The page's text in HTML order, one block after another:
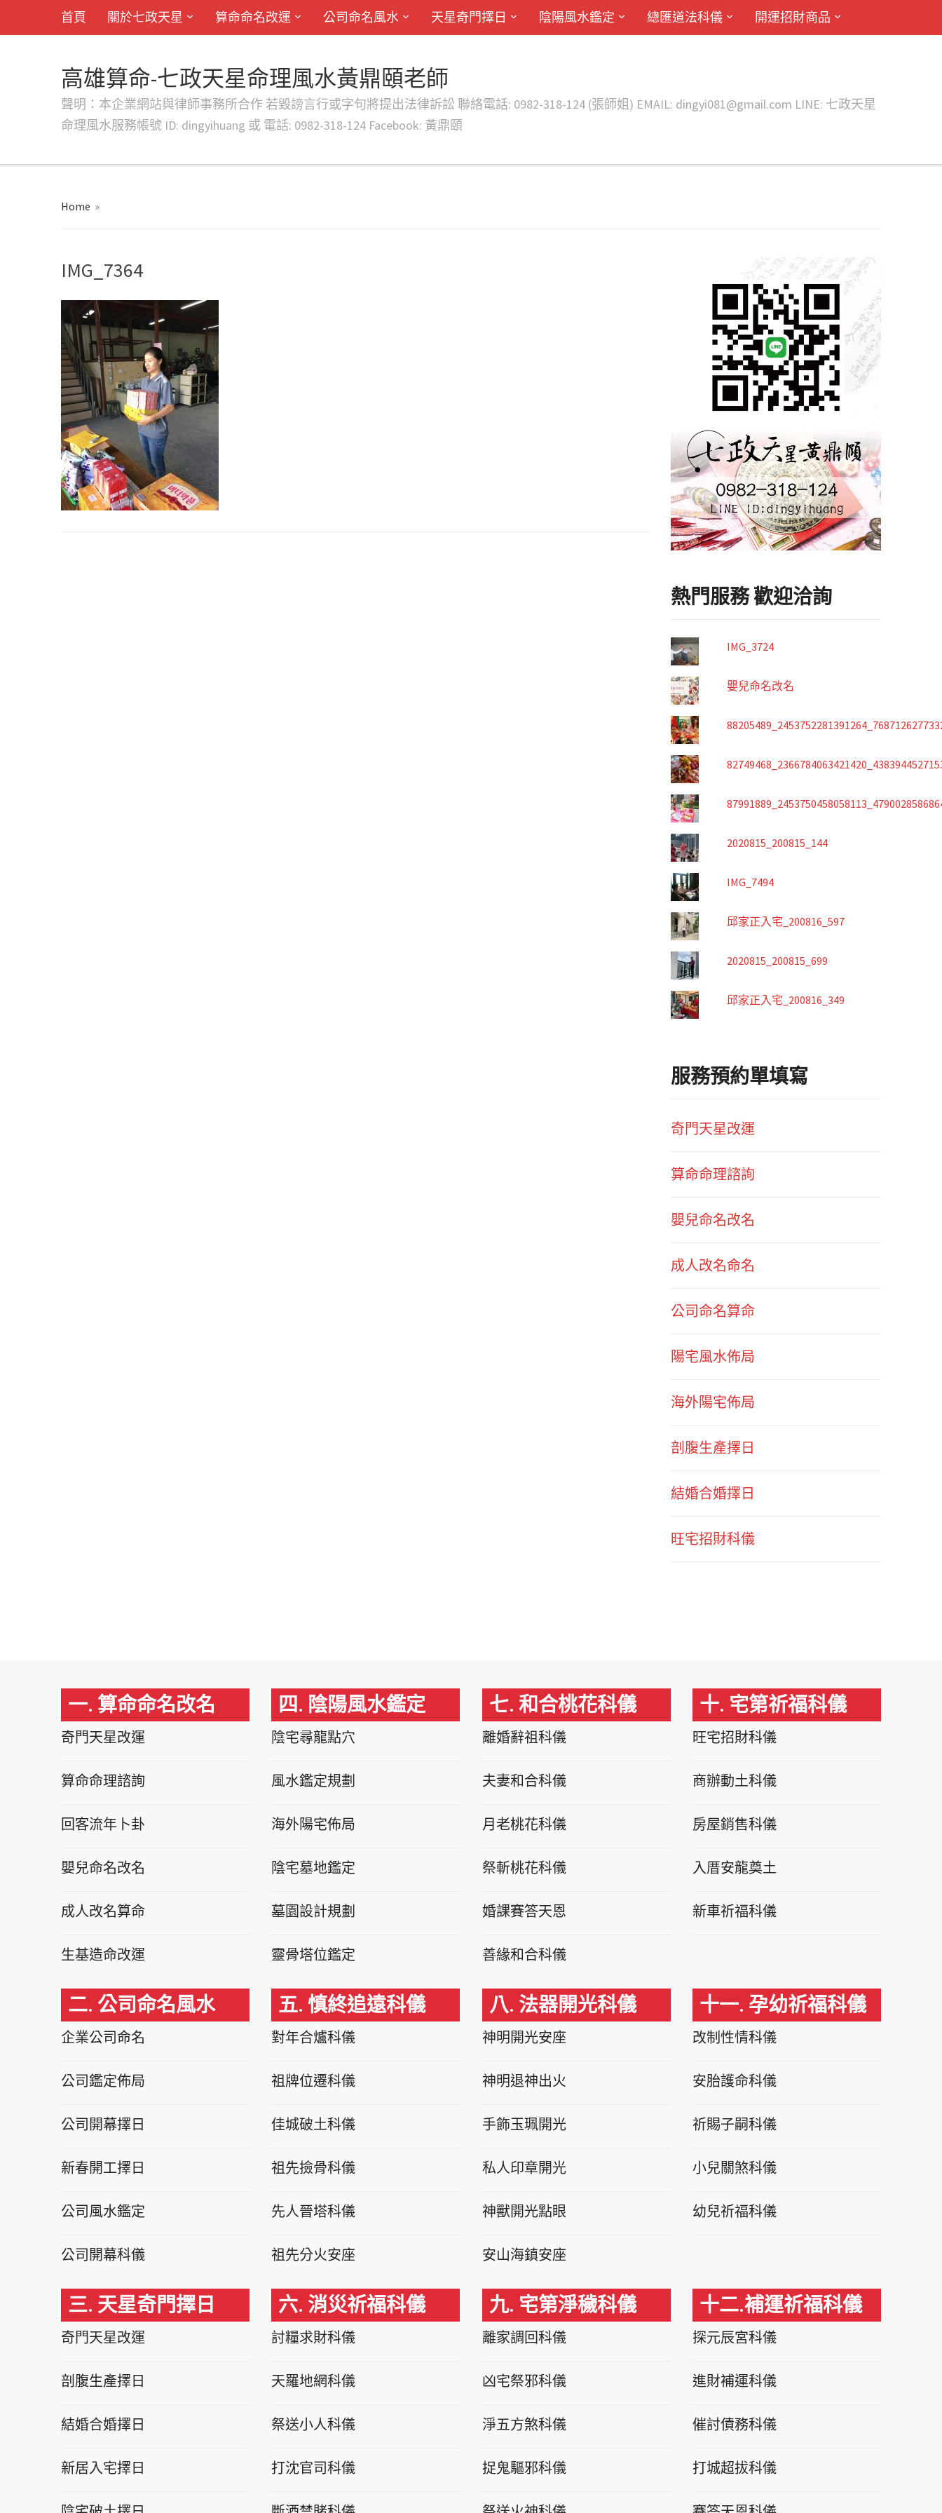
首頁 關於七政天星 算命命名改運 公司命名風水 天星奇門擇日 陰陽風水鑑定 總匯道法科儀 開運招財商品
高雄算命-七政天星命理風水黃鼎頤老師
聲明：本企業網站與律師事務所合作 若毀謗言行或字句將提出法律訴訟 聯絡電話: 0982-318-124 (張師姐) EMAIL: dingyi081@gmail.com LINE: 七政天星
命理風水服務帳號 ID: dingyihuang 或 電話: 0982-318-124 Facebook: 黃鼎頤
Home »
IMG_7364
熱門服務 歡迎洽詢
IMG_3724
嬰兒命名改名
2020815_200815_144
IMG_7494
邱家正入宅_200816_597
2020815_200815_699
邱家正入宅_200816_349
服務預約單填寫
奇門天星改運
算命命理諮詢
嬰兒命名改名
成人改名命名
公司命名算命
陽宅風水佈局
海外陽宅佈局
剖腹生產擇日
結婚合婚擇日
旺宅招財科儀
一. 算命命名改名
奇門天星改運
算命命理諮詢
回客流年卜卦
嬰兒命名改名
成人改名算命
生基造命改運
二. 公司命名風水
企業公司命名
公司鑑定佈局
公司開幕擇日
新春開工擇日
公司風水鑑定
公司開幕科儀
三. 天星奇門擇日
奇門天星改運
剖腹生產擇日
結婚合婚擇日
新居入宅擇日
四. 陰陽風水鑑定
陰宅尋龍點穴
風水鑑定規劃
海外陽宅佈局
陰宅墓地鑑定
墓園設計規劃
靈骨塔位鑑定
五. 慎終追遠科儀
對年合爐科儀
祖牌位遷科儀
佳城破土科儀
祖先撿骨科儀
先人晉塔科儀
祖先分火安座
六. 消災祈福科儀
討糧求財科儀
天羅地網科儀
祭送小人科儀
打沈官司科儀
七. 和合桃花科儀
離婚辭祖科儀
夫妻和合科儀
月老桃花科儀
祭斬桃花科儀
婚課賽答天恩
善緣和合科儀
八. 法器開光科儀
神明開光安座
神明退神出火
手飾玉珮開光
私人印章開光
神獸開光點眼
安山海鎮安座
九. 宅第淨穢科儀
離家調回科儀
凶宅祭邪科儀
淨五方煞科儀
捉鬼驅邪科儀
十. 宅第祈福科儀
旺宅招財科儀
商辦動土科儀
房屋銷售科儀
入厝安龍奠土
新車祈福科儀
十一. 孕幼祈福科儀
改制性情科儀
安胎護命科儀
祈賜子嗣科儀
小兒關煞科儀
幼兒祈福科儀
十二.補運祈福科儀
探元辰宮科儀
進財補運科儀
催討債務科儀
打城超拔科儀